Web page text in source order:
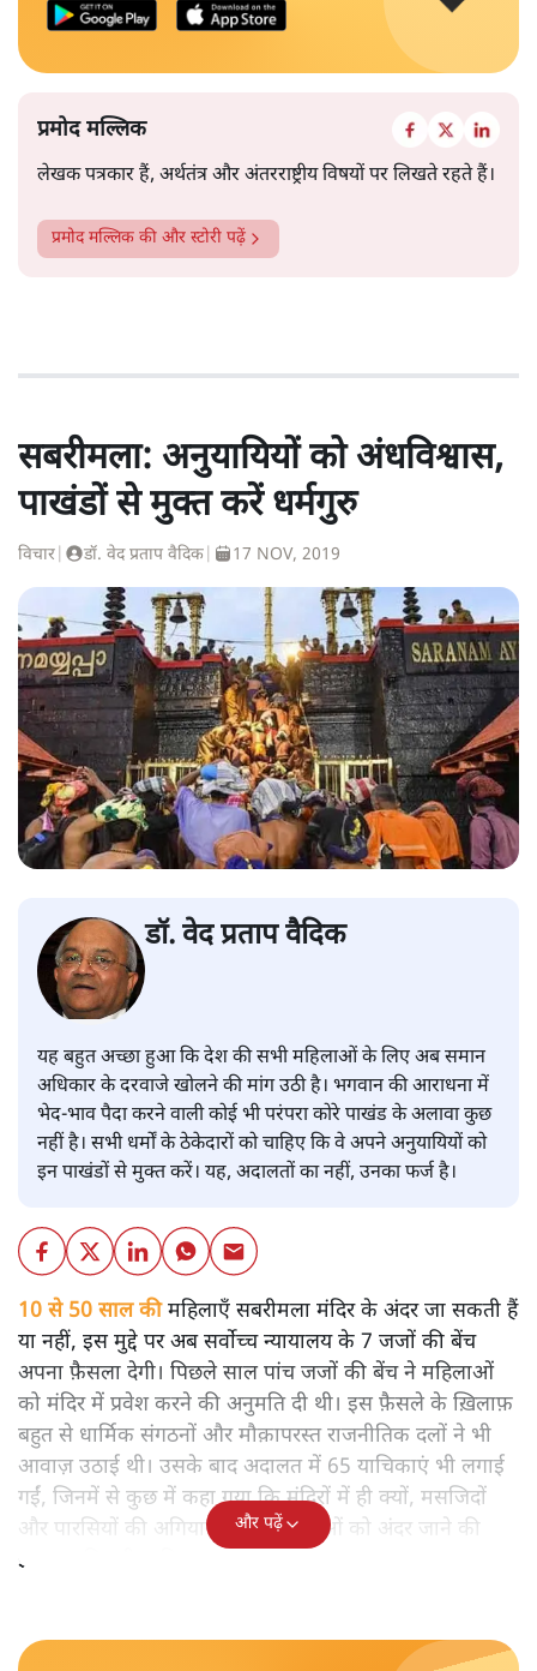
प्रमोद मल्लिक
लेखक पत्रकार हैं, अर्थतंत्र और अंतरराष्ट्रीय विषयों पर लिखते रहते हैं।
प्रमोद मल्लिक की और स्टोरी पढ़ें
सबरीमला: अनुयायियों को अंधविश्वास,
पाखंडों से मुक्त करें धर्मगुरु
विचार डॉ. वेद प्रताप वैदिक 17 NOV, 2019
डॉ. वेद प्रताप वैदिक
यह बहुत अच्छा हुआ कि देश की सभी महिलाओं के लिए अब समान
अधिकार के दरवाजे खोलने की मांग उठी है। भगवान की आराधना में
भेद-भाव पैदा करने वाली कोई भी परंपरा कोरे पाखंड के अलावा कुछ
नहीं है। सभी धर्मों के ठेकेदारों को चाहिए कि वे अपने अनुयायियों को
इन पाखंडों से मुक्त करें। यह, अदालतों का नहीं, उनका फर्ज है।
10 से 50 साल कीमहिलाएँ सबरीमला मंदिर के अंदर जा सकती हैं
या नहीं, इस मुद्दे पर अब सर्वोच्च न्यायालय के 7 जजों की बेंच
अपना फ़ैसला देगी। पिछले साल पांच जजों की बेंच ने महिलाओं
को मंदिर में प्रवेश करने की अनुमति दी थी। इस फ़ैसले के ख़िलाफ़
बहुत से धार्मिक संगठनों और मौक़ापरस्त राजनीतिक दलों ने भी
आवाज़ उठाई थी। उसके बाद अदालत में 65 याचिकाएं भी लगाई
गईं, जिनमें से कुछ में कहा गया कि मंदिरों में ही क्यों, मसजिदों
और पारसियों की अगियारी में भी महिलाओं को अंदर जाने की
इजाजत मिलनी चाहिए।
और पढ़ें